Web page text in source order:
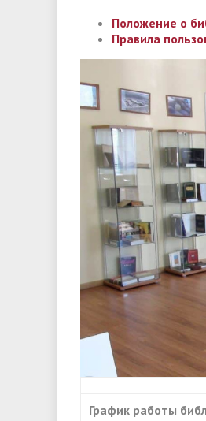
Положение о
Правила
График работы